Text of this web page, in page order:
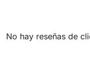
No hay reseñas de